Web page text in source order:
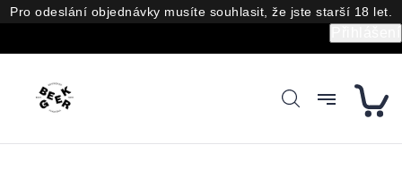
Přejít
na
Pro odeslání objednávky musíte souhlasit, že jste starší 18 let.